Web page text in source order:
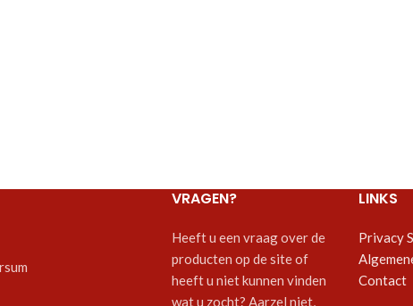
VRAGEN?
Heeft u een vraag over de
producten op de site of
heeft u niet kunnen vinden
wat u zocht? Aarzel niet,
LINKS
Privacy
Contact